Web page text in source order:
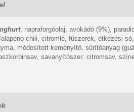
, napraforgóolaj, avokádó (9%),
chili, citromlé, fűszerek, étkezési
módosított keményítő, sűrítőanyag
savanyítószer: citromsav,